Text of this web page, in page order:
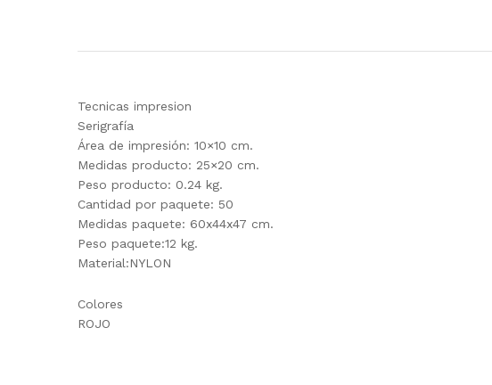
Tecnicas impresion
Serigrafía
Área de impresión: 10×10 cm.
Medidas producto: 25×20 cm.
Peso producto: 0.24 kg.
Cantidad por paquete: 50
Medidas paquete: 60x44x47 cm.
Peso paquete:12 kg.
Material:NYLON
Colores
ROJO